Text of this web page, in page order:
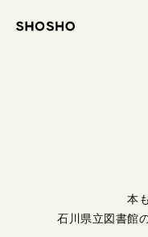
本
石川県立図書館